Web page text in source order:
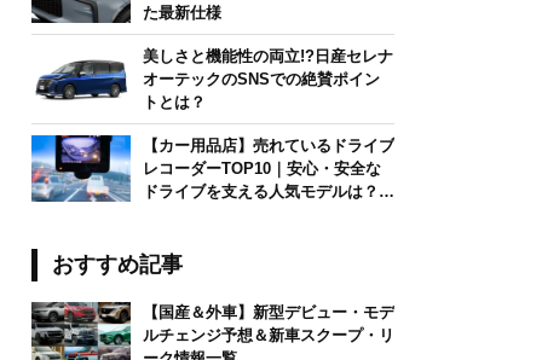
た最新仕様
美しさと機能性の両立!?日産セレナ
オーテックのSNSでの絶賛ポイン
トとは？
【カー用品店】売れているドライブ
レコーダーTOP10｜安心・安全な
ドライブを支える人気モデルは？
おすすめ記事
【国産＆外車】新型デビュー・モデ
ルチェンジ予想＆新車スクープ・リ